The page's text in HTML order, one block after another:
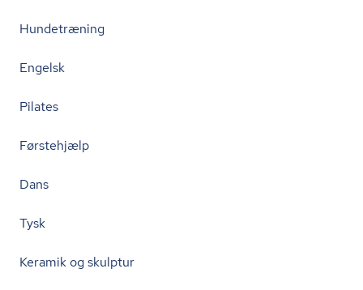
Hundetræning
Engelsk
Pilates
Førstehjælp
Dans
Tysk
Keramik og skulptur